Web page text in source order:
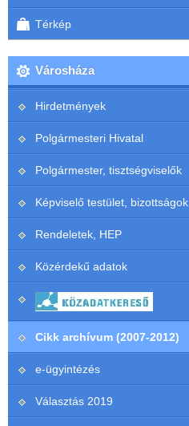
Térkép
Városháza
Hirdetmények
Polgármesteri Hivatal
Polgármester, tisztségviselők
Képviselő testület, bizottságok
Rendeletek, HEP
Közérdekű adatok
Cikk archívum (2007-2012)
e-ügyintézés
Választás 2019